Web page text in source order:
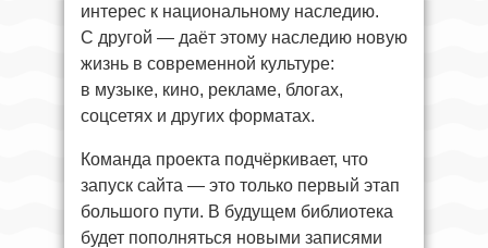
интерес к национальному наследию.
С другой — даёт этому наследию новую
жизнь в современной культуре:
в музыке, кино, рекламе, блогах,
соцсетях и других форматах.
Команда проекта подчёркивает, что
запуск сайта — это только первый этап
большого пути. В будущем библиотека
будет пополняться новыми записями